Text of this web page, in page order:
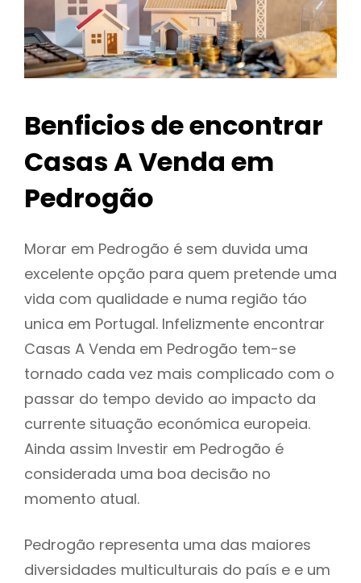
Benficios de encontrar
Casas A Venda em
Pedrogão
Morar em Pedrogão é sem duvida uma
excelente opção para quem pretende uma
vida com qualidade e numa região táo
unica em Portugal. Infelizmente encontrar
Casas A Venda em Pedrogão tem-se
tornado cada vez mais complicado com o
passar do tempo devido ao impacto da
currente situação económica europeia.
Ainda assim Investir em Pedrogão é
considerada uma boa decisão no
momento atual.
Pedrogão representa uma das maiores
diversidades multiculturais do país e e um